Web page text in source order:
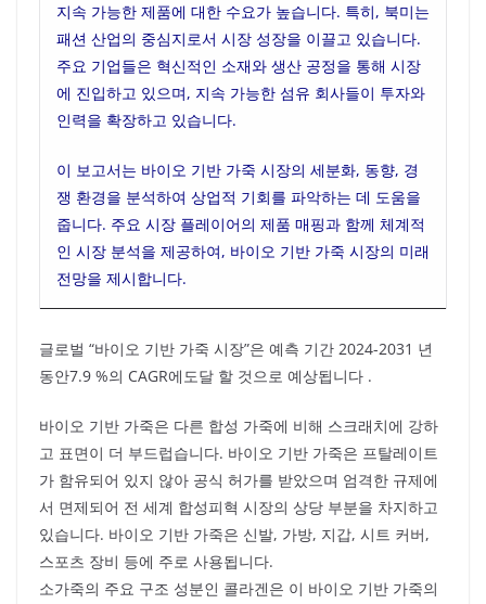
지속 가능한 제품에 대한 수요가 높습니다. 특히, 북미는
패션 산업의 중심지로서 시장 성장을 이끌고 있습니다.
주요 기업들은 혁신적인 소재와 생산 공정을 통해 시장
에 진입하고 있으며, 지속 가능한 섬유 회사들이 투자와
인력을 확장하고 있습니다.
이 보고서는 바이오 기반 가죽 시장의 세분화, 동향, 경
쟁 환경을 분석하여 상업적 기회를 파악하는 데 도움을
줍니다. 주요 시장 플레이어의 제품 매핑과 함께 체계적
인 시장 분석을 제공하여, 바이오 기반 가죽 시장의 미래
전망을 제시합니다.
글로벌 “바이오 기반 가죽 시장”은 예측 기간 2024-2031 년
동안7.9 %의 CAGR에도달 할 것으로 예상됩니다 .
바이오 기반 가죽은 다른 합성 가죽에 비해 스크래치에 강하
고 표면이 더 부드럽습니다. 바이오 기반 가죽은 프탈레이트
가 함유되어 있지 않아 공식 허가를 받았으며 엄격한 규제에
서 면제되어 전 세계 합성피혁 시장의 상당 부분을 차지하고
있습니다. 바이오 기반 가죽은 신발, 가방, 지갑, 시트 커버,
스포츠 장비 등에 주로 사용됩니다.
소가죽의 주요 구조 성분인 콜라겐은 이 바이오 기반 가죽의